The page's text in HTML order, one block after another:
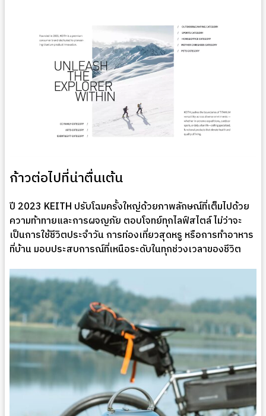
ก้าวต่อไปที่น่าตื่นเต้น
ปี 2023 KEITH ปรับโฉมครั้งใหญ่ด้วยภาพลักษณ์ที่เต็มไปด้วย
ความท้าทายและการผจญภัย ตอบโจทย์ทุกไลฟ์สไตล์ ไม่ว่าจะ
เป็นการใช้ชีวิตประจำวัน การท่องเที่ยวสุดหรู หรือการทำอาหาร
ที่บ้าน มอบประสบการณ์ที่เหนือระดับในทุกช่วงเวลาของชีวิต